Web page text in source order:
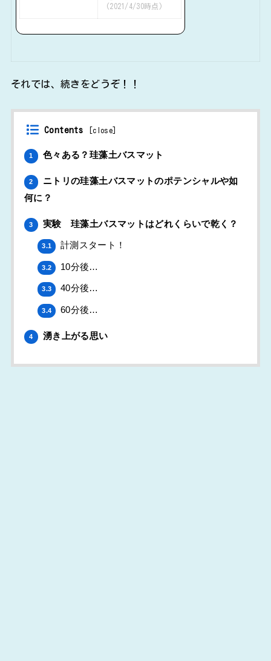
(2021/4/30時点)
それでは、続きをどうぞ！！
Contents close
1 色々ある？珪藻土バスマット
2
ニトリの珪藻土バスマットのポテンシャルや如
何に？
3 実験 珪藻土バスマットはどれくらいで乾く？
3.1 計測スタート！
3.2 10分後…
3.3 40分後…
3.4 60分後…
4 湧き上がる思い